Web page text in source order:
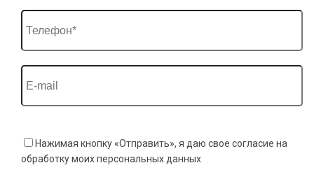
Нажимая кнопку «Отправить», я даю свое согласие на
обработку моих персональных данных